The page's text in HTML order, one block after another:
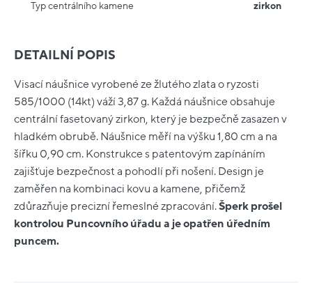
DETAILNÍ POPIS
Visací náušnice vyrobené ze žlutého zlata o ryzosti
585/1000 (14kt) váží 3,87 g. Každá náušnice obsahuje
centrální fasetovaný zirkon, který je bezpečně zasazen v
hladkém obrubě. Náušnice měří na výšku 1,80 cm a na
šířku 0,90 cm. Konstrukce s patentovým zapínáním
zajišťuje bezpečnost a pohodlí při nošení. Design je
zaměřen na kombinaci kovu a kamene, přičemž
zdůrazňuje precizní řemeslné zpracování.Šperk prošel
kontrolou Puncovního úřadu a je opatřen úředním
puncem.
Typ centrálního kamene zirkon